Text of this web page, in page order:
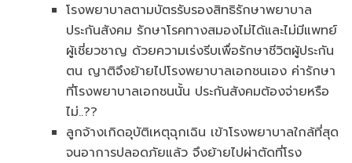
โรงพยาบาลตามบัตรรับรองสิทธิรักษาพยาบาล
ประกันสังคม รักษาโรคทางสมองไม่ได้และไม่มีแพทย์
ผู้เชี่ยวชาญ ด้วยความเร่งรีบเพื่อรักษาชีวิตผู้ประกัน
ตน ญาติจึงย้ายไปโรงพยาบาลเอกชนเอง ค่ารักษา
ที่โรงพยาบาลเอกชนนั้น ประกันสังคมต้องจ่ายหรือ
ไม่..??
ลูกจ้างเกิดอุบัติเหตุฉุกเฉิน เข้าโรงพยาบาลใกล้ที่สุด
จนอาการปลอดภัยแล้ว จึงย้ายไปผ่าตัดที่โรง